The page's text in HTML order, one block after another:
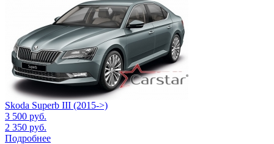
Skoda Superb III (2015->)
3 500 руб.
2 350 руб.
Подробнее